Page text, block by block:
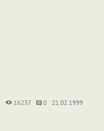
16237 0 21.02.1999